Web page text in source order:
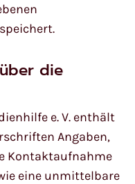
die
e. V. enthält
Angaben,
Kontaktaufnahme
eine unmittelbare